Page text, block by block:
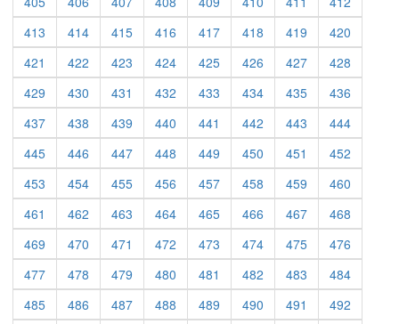
413
414 415 416 417 418 419
420
421
422 423 424 425 426 427
428
429
430 431 432 433 434 435
436
437
438 439 440 441 442 443
444
445
446 447 448 449 450 451
452
453
454 455 456 457 458 459
460
461
462 463 464 465 466 467
468
469
470 471 472 473 474 475
476
477
478 479 480 481 482 483
484
485
486 487 488 489 490 491
492